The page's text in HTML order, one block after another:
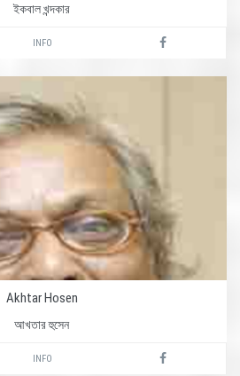
ইকবাল খন্দকার
INFO
Akhtar Hosen
আখতার হুসেন
INFO